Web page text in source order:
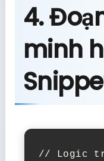
4.
minh
// Logic